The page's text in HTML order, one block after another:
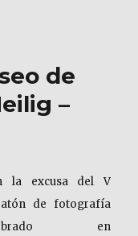
de
–
la excusa del V
de fotografía
en